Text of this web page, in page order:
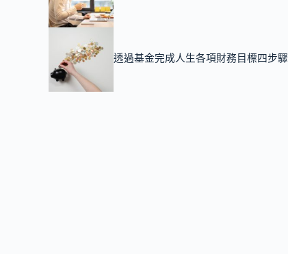
透過基金完成人生各項財務目標四步驟